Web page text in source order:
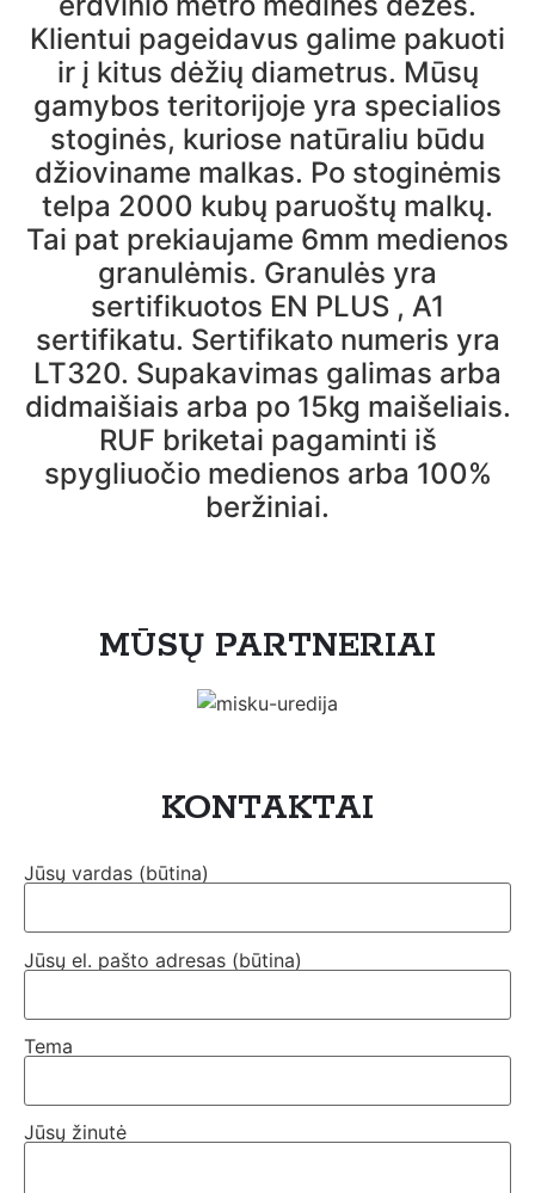
Klientui pageidavus galime pakuoti
ir į kitus dėžių diametrus. Mūsų
gamybos teritorijoje yra specialios
stoginės, kuriose natūraliu būdu
džioviname malkas. Po stoginėmis
telpa 2000 kubų paruoštų malkų.
Tai pat prekiaujame 6mm medienos
granulėmis. Granulės yra
sertifikuotos EN PLUS , A1
sertifikatu. Sertifikato numeris yra
LT320. Supakavimas galimas arba
didmaišiais arba po 15kg maišeliais.
RUF briketai pagaminti iš
spygliuočio medienos arba 100%
beržiniai.
MŪSŲ PARTNERIAI
KONTAKTAI
Jūsų vardas (būtina)
Jūsų el. pašto adresas (būtina)
Tema
Jūsų žinutė